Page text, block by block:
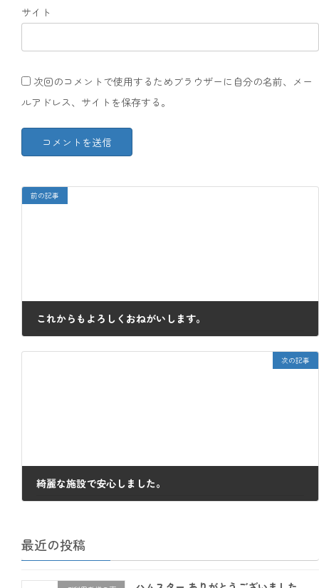
サイト
次回のコメントで使用するためブラウザーに自分の名前、メー
ルアドレス、サイトを保存する。
前の記事
これからもよろしくおねがいします。
次の記事
綺麗な施設で安心しました。
最近の投稿